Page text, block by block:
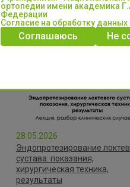
28.05.2026
Эндопротезирование
сустава: показания,
хирургическая техника,
результаты
ортопедии имени академика
Федерации
Согласие на обработку данных
Соглашаюсь Не